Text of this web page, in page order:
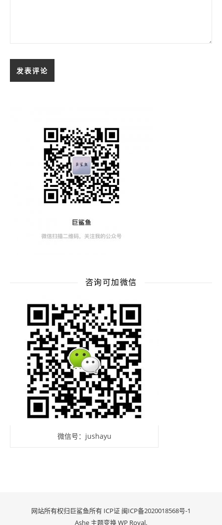
咨询可加微信
微信号：jushayu
网站所有权归巨鲨鱼所有 ICP证 闽ICP备2020018568号-1
Ashe 主题变换WP Royal.